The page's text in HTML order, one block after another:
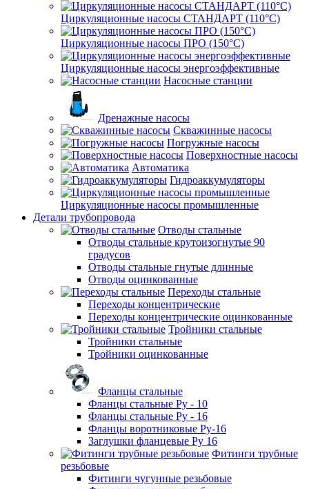
Циркуляционные насосы СТАНДАРТ (110°C)
Циркуляционные насосы ПРО (150°C)
Циркуляционные насосы энергоэффективные
Насосные станции
Дренажные насосы
Скважинные насосы
Погружные насосы
Поверхностные насосы
Автоматика
Гидроаккумуляторы
Циркуляционные насосы промышленные
Детали трубопровода
Отводы стальные
Отводы стальные крутоизогнутые 90
градусов
Отводы стальные гнутые длинные
Отводы оцинкованные
Переходы стальные
Переходы концентрические
Переходы концентрические оцинкованные
Тройники стальные
Тройники стальные
Тройники оцинкованные
Фланцы стальные
Фланцы стальные Ру - 10
Фланцы стальные Ру - 16
Фланцы воротниковые Ру-16
Заглушки фланцевые Ру 16
Фитинги трубные
резьбовые
Фитинги чугунные резьбовые